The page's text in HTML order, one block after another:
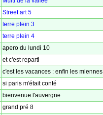
Street art 5
terre plein 3
terre plein 4
apero du lundi 10
et c'est reparti
c'est les vacances : enfin les miennes
si paris m'était conté
bienvenue l'auvergne
grand pré 8